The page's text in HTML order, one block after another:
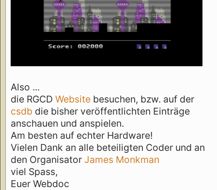
Also ...
die RGCD Website besuchen, bzw. auf der
csdb die bisher veröffentlichten Einträge
anschauen und anspielen.
Am besten auf echter Hardware!
Vielen Dank an alle beteiligten Coder und an
den Organisator James Monkman
viel Spass,
Euer Webdoc